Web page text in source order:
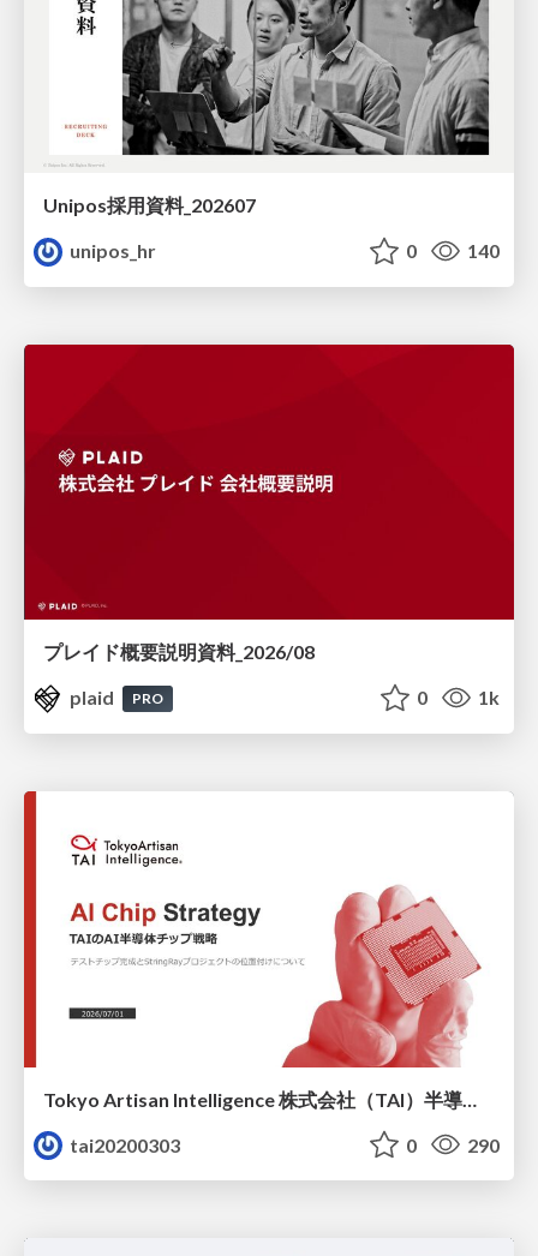
Unipos採用資料_202607
unipos_hr
0 140
プレイド概要説明資料_2026/08
plaid
PRO 0 1k
tai20200303
0 290